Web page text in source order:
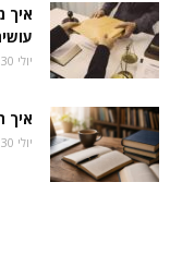
איך
יולי 30, 2026
איך
יולי 30, 2026